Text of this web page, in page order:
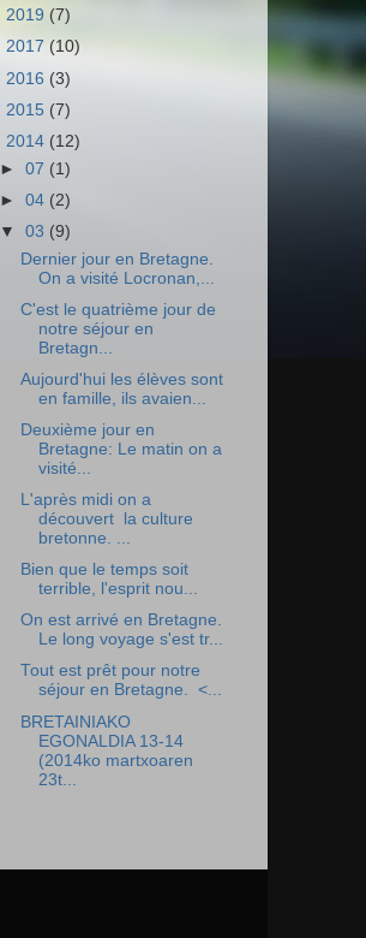
2019 (7)
2017 (10)
2016 (3)
2015 (7)
2014 (12)
►07 (1)
►04 (2)
▼03 (9)
Dernier jour en Bretagne.
On a visité Locronan,...
C'est le quatrième jour de
notre séjour en
Bretagn...
Aujourd'hui les élèves sont
en famille, ils avaien...
Deuxième jour en
Bretagne: Le matin on a
visité...
L'après midi on a
découvert la culture
bretonne. ...
Bien que le temps soit
terrible, l'esprit nou...
On est arrivé en Bretagne.
Le long voyage s'est tr...
Tout est prêt pour notre
séjour en Bretagne. <...
BRETAINIAKO
EGONALDIA 13-14
(2014ko martxoaren
23t...